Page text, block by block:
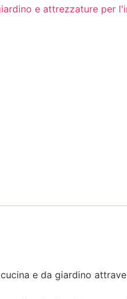
e attrezzature per
e da giardino